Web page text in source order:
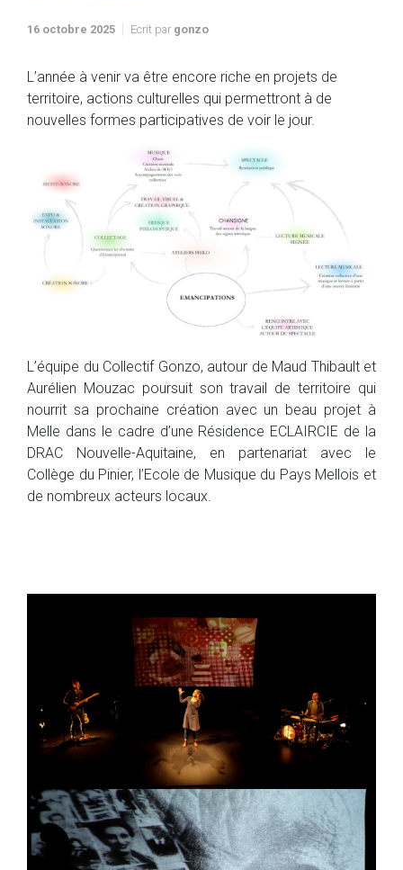
16 octobre 2025 Ecrit par gonzo
L’année à venir va être encore riche en projets de
territoire, actions culturelles qui permettront à de
nouvelles formes participatives de voir le jour.
L’équipe du Collectif Gonzo, autour de Maud Thibault et
Aurélien Mouzac poursuit son travail de territoire qui
nourrit sa prochaine création avec un beau projet à
Melle dans le cadre d’une Résidence ECLAIRCIE de la
DRAC Nouvelle-Aquitaine, en partenariat avec le
Collège du Pinier, l’Ecole de Musique du Pays Mellois et
de nombreux acteurs locaux.